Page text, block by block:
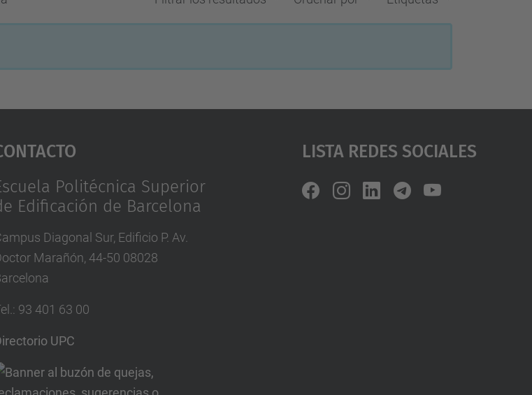
Politécnica Superior
Edificación de Barcelona
Diagonal Sur, Edificio P. Av.
Marañón, 44-50 08028
: 93 401 63 00
UPC
Lista Redes Sociales